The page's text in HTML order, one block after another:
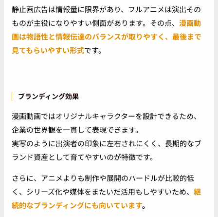
静止画広告は情報量に限界があり、フルアニメは演出その
ものが主役になりやすい側面があります。その点、 漫画動
画は物語性と情報伝達のバランスが取りやすく、最後まで
見てもらいやすい形式です。
ブランディング効果
漫画動画ではオリジナルキャラクターを設計できるため、
企業の世界観を一貫して表現できます。
実写のように出演者の印象に左右されにくく、長期的なブ
ランド資産として育てやすいのが特徴です。
さらに、アニメよりも制作や展開のハードルが比較的低
く、シリーズ化や媒体をまたいだ活用もしやすいため、 継
続的なブランディングにも向いています。